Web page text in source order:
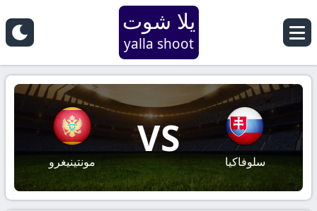
يلا شوت
yalla shoot
سلوفاكيا
VS
مونتينيغرو